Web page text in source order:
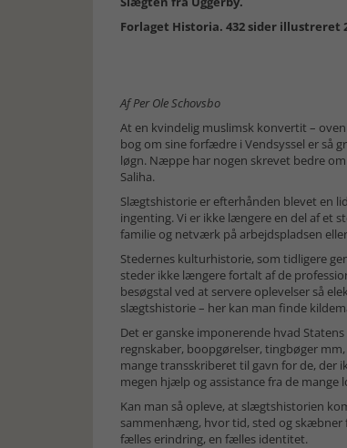
Forlaget Historia. 432 sider illustreret
Af Per Ole Schovsbo
At en kvindelig muslimsk konvertit –
bog om sine forfædre i Vendsyssel er så
løgn. Næppe har nogen skrevet bedre
Saliha.
Slægtshistorie er efterhånden blevet en
ingenting. Vi er ikke længere en del af et
familie og netværk på arbejdspladsen
Stedernes kulturhistorie, som tidligere
steder ikke længere fortalt af de
besøgstal ved at servere oplevelser så
slægtshistorie – her kan man finde
Det er ganske imponerende hvad
regnskaber, boopgørelser, tingbøger
mange transskriberet til gavn for de, der
megen hjælp og assistance fra de
Kan man så opleve, at slægtshistorien
sammenhæng, hvor tid, sted og skæbner
fælles erindring, en fælles identitet.